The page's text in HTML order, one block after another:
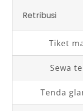
Retribusi
Tiket
Sewa
Tenda